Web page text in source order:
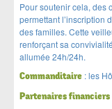
Pour soutenir cela, des
permettant l’inscription
des familles. Cette
renforçant sa
allumée 24h/24h.
Commanditaire :les
Partenaires financiers